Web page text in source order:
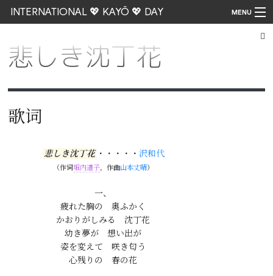
INTERNATIONAL 💖 KAYŌ 💖 DAY MENU
悲しき沈丁花
歌词
悲しき沈丁花・・・・・ 沢和代
（作词堀内道子，作曲山本丈晴）
一、
疲れた胸の　奥ふかく
かおりがしみる　沈丁花
幼き夢が　想い出が
姿を変えて　咲き匂う